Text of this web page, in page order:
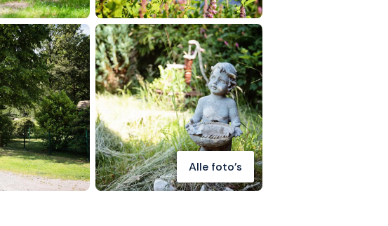
Alle foto's